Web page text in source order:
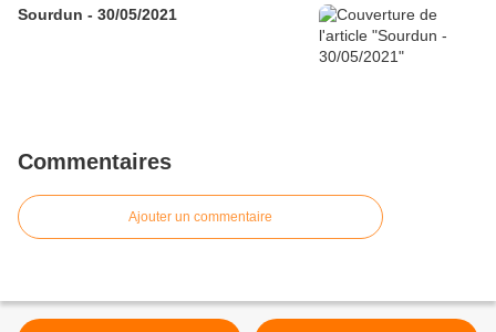
Sourdun - 30/05/2021
Commentaires
Ajouter un commentaire